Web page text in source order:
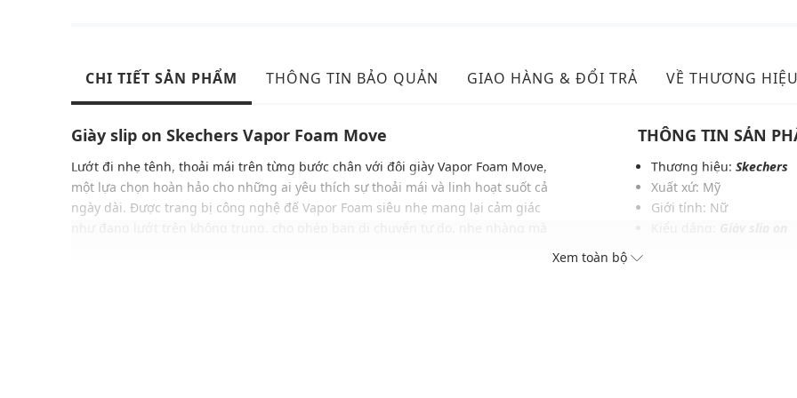
CHI TIẾT SẢN PHẨM THÔNG TIN BẢO QUẢN GIAO HÀNG & ĐỔI TRẢ VỀ THƯƠNG HIỆU
Giày slip on Skechers Vapor Foam Move
Lướt đi nhẹ tênh, thoải mái trên từng bước chân với đôi giày Vapor Foam Move,
một lựa chọn hoàn hảo cho những ai yêu thích sự thoải mái và linh hoạt suốt cả
ngày dài. Được trang bị công nghệ đế Vapor Foam siêu nhẹ mang lại cảm giác
THÔNG TIN SẢN
Thương hiệu: Skechers
Xuất xứ: Mỹ
Giới tính: Nữ
Xem toàn bộ